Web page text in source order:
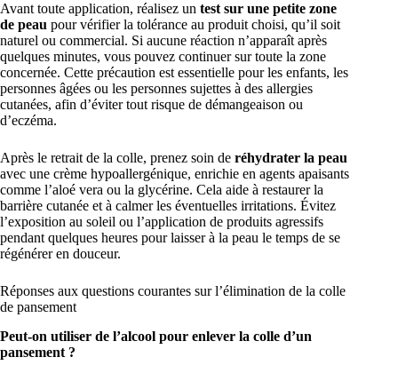
Avant toute application, réalisez un test sur une petite zone
de peau pour vérifier la tolérance au produit choisi, qu’il soit
naturel ou commercial. Si aucune réaction n’apparaît après
quelques minutes, vous pouvez continuer sur toute la zone
concernée. Cette précaution est essentielle pour les enfants, les
personnes âgées ou les personnes sujettes à des allergies
cutanées, afin d’éviter tout risque de démangeaison ou
d’eczéma.
Après le retrait de la colle, prenez soin de réhydrater la peau
avec une crème hypoallergénique, enrichie en agents apaisants
comme l’aloé vera ou la glycérine. Cela aide à restaurer la
barrière cutanée et à calmer les éventuelles irritations. Évitez
l’exposition au soleil ou l’application de produits agressifs
pendant quelques heures pour laisser à la peau le temps de se
régénérer en douceur.
Réponses aux questions courantes sur l’élimination de la colle
de pansement
Peut-on utiliser de l’alcool pour enlever la colle d’un
pansement ?